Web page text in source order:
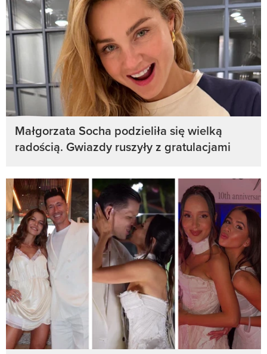
Małgorzata Socha podzieliła się wielką
radością. Gwiazdy ruszyły z gratulacjami